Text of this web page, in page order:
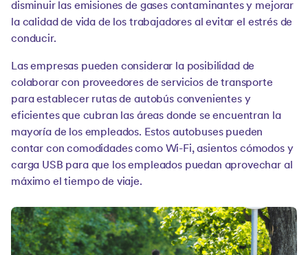
disminuir las emisiones de gases contaminantes y mejorar
la calidad de vida de los trabajadores al evitar el estrés de
conducir.
Las empresas pueden considerar la posibilidad de
colaborar con proveedores de servicios de transporte
para establecer rutas de autobús convenientes y
eficientes que cubran las áreas donde se encuentran la
mayoría de los empleados. Estos autobuses pueden
contar con comodidades como Wi-Fi, asientos cómodos y
carga USB para que los empleados puedan aprovechar al
máximo el tiempo de viaje.